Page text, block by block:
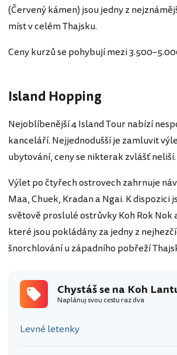
(Červený kámen) jsou jedny z
míst v celém Thajsku.
Ceny kurzů se pohybují mezi
Island Hopping
Nejoblíbenější 4 Island Tour nabízí
kanceláří. Nejjednodušší je zamluvit
ubytování, ceny se nikterak zvlášť neliší.
Výlet po čtyřech ostrovech zahrnuje
Maa, Chuek, Kradan a Ngai. K dispozici
světově proslulé ostrůvky Koh Rok Nok
které jsou pokládány za jedny z
šnorchlování u západního pobřeží
Chystáš se na Koh
Naplánuj svou cestu raz dva
Levné letenky